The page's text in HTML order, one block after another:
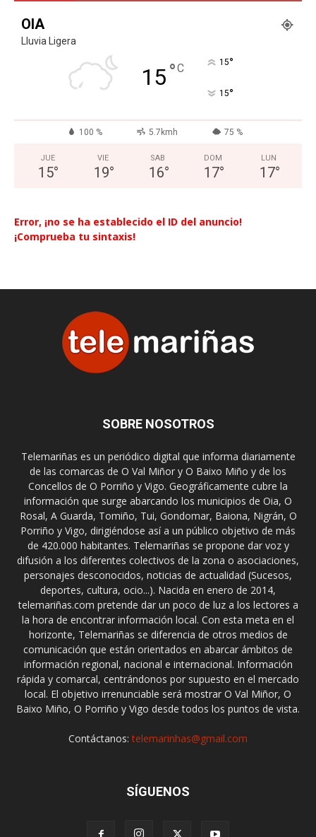
OIA
Lluvia Ligera
15°C 15°
15°
100 % 5.7kmh 75 %
JUE
15°
VIE
19°
SAB
16°
DOM
17°
LUN
17°
Error, ¡no se ha establecido el ID del anuncio!
¡Comprueba tu sintaxis!
SOBRE NOSOTROS
Telemariñas es un periódico digital que informa diariamente
de las comarcas de O Val Miñor y O Baixo Miño y de los
Concellos de O Porriño y Vigo. Geográficamente cubre la
información que surge abarcando los municipios de Oia, O
Rosal, A Guarda, Tomiño, Tui, Gondomar, Baiona, Nigrán, O
Porriño y Vigo, dirigiéndose así a un público objetivo de más
de 420.000 habitantes. Telemariñas se propone dar voz y
difusión a los diferentes colectivos de la zona o asociaciones,
personajes desconocidos, noticias de actualidad (Sucesos,
deportes, cultura, ocio...). Nacida en enero de 2014,
telemariñas.com pretende dar un poco de luz a los lectores a
la hora de encontrar información local. Con esta meta en el
horizonte, Telemariñas se diferencia de otros medios de
comunicación que están orientados en abarcar ámbitos de
información regional, nacional e internacional. Información
rápida y comarcal, centrándonos por supuesto en el mercado
local. El objetivo irrenunciable será mostrar O Val Miñor, O
Baixo Miño, O Porriño y Vigo desde todos los puntos de vista.
Contáctanos:telemarinhas@gmail.com
SÍGUENOS